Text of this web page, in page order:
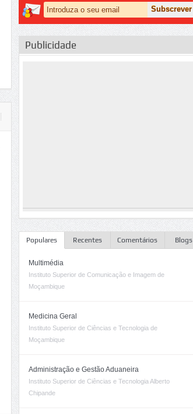
Publicidade
Populares Recentes Comentários Blogs
Multimédia
Instituto Superior de Comunicação e Imagem de
Moçambique
Medicina Geral
Instituto Superior de Ciências e Tecnologia de
Moçambique
Administração e Gestão Aduaneira
Instituto Superior de Ciências e Tecnologia Alberto
Chipande